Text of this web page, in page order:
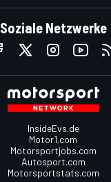
Soziale Netzwerke
InsideEvs.de
Motor1.com
Motorsportjobs.com
Autosport.com
Motorsportstats.com